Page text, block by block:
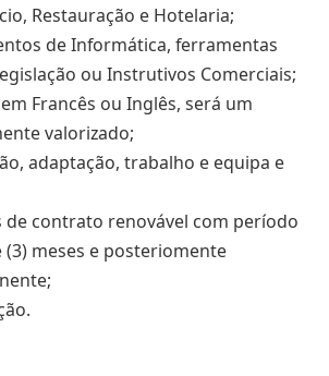
Restauração e Hotelaria;
de Informática, ferramentas
ou Instrutivos Comerciais;
Francês ou Inglês, será um
valorizado;
adaptação, trabalho e equipa e
de contrato renovável com período
meses e posteriomente